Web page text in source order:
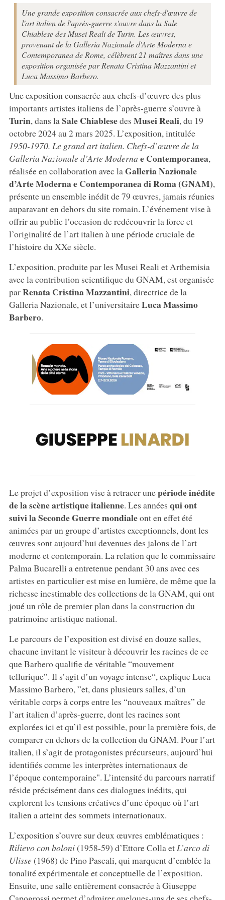
Une grande exposition consacrée aux chefs-d'œuvre de
l'art italien de l'après-guerre s'ouvre dans la Sale
Chiablese des Musei Reali de Turin. Les œuvres,
provenant de la Galleria Nazionale d'Arte Moderna e
Contemporanea de Rome, célèbrent 21 maîtres dans une
exposition organisée par Renata Cristina Mazzantini et
Luca Massimo Barbero.
Une exposition consacrée aux chefs-d’œuvre des plus
importants artistes italiens de l’après-guerre s’ouvre à
Turin, dans la Sale Chiablesedes Musei Reali, du 19
octobre 2024 au 2 mars 2025. L’exposition, intitulée
1950-1970. Le grand art italien. Chefs-d’œuvre de la
Galleria Nazionale d’Arte Moderna e Contemporanea,
réalisée en collaboration avec la Galleria Nazionale
d’Arte Moderna e Contemporanea di Roma (GNAM),
présente un ensemble inédit de 79 œuvres, jamais réunies
auparavant en dehors du site romain. L’événement vise à
offrir au public l’occasion de redécouvrir la force et
l’originalité de l’art italien à une période cruciale de
l’histoire du XXe siècle.
L’exposition, produite par les Musei Reali et Arthemisia
avec la contribution scientifique du GNAM, est organisée
parRenata Cristina Mazzantini, directrice de la
Galleria Nazionale, et l’universitaireLuca Massimo
Barbero.
Le projet d’exposition vise à retracer unepériode inédite
de la scène artistique italienne. Les années qui ont
suivi la Seconde Guerre mondialeont en effet été
animées par un groupe d’artistes exceptionnels, dont les
œuvres sont aujourd’hui devenues des jalons de l’art
moderne et contemporain. La relation que le commissaire
Palma Bucarelli a entretenue pendant 30 ans avec ces
artistes en particulier est mise en lumière, de même que la
richesse inestimable des collections de la GNAM, qui ont
joué un rôle de premier plan dans la construction du
patrimoine artistique national.
Le parcours de l’exposition est divisé en douze salles,
chacune invitant le visiteur à découvrir les racines de ce
que Barbero qualifie de véritable “mouvement
tellurique”. Il s’agit d’un voyage intense“, explique Luca
Massimo Barbero, ”et, dans plusieurs salles, d’un
véritable corps à corps entre les “nouveaux maîtres” de
l’art italien d’après-guerre, dont les racines sont
explorées ici et qu’il est possible, pour la première fois, de
comparer en dehors de la collection du GNAM. Pour l’art
italien, il s’agit de protagonistes précurseurs, aujourd’hui
identifiés comme les interprètes internationaux de
l’époque contemporaine". L’intensité du parcours narratif
réside précisément dans ces dialogues inédits, qui
explorent les tensions créatives d’une époque où l’art
italien a atteint des sommets internationaux.
L’exposition s’ouvre sur deux œuvres emblématiques :
Rilievo con boloni(1958-59) d’Ettore Colla et L’arco di
Ulisse(1968) de Pino Pascali, qui marquent d’emblée la
tonalité expérimentale et conceptuelle de l’exposition.
Ensuite, une salle entièrement consacrée à Giuseppe